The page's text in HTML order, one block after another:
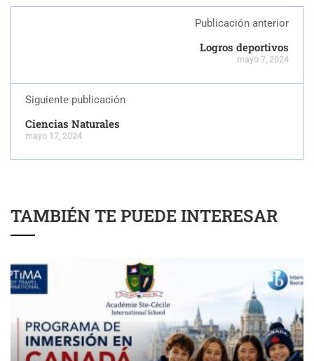
Publicación anterior
Logros deportivos
mayo 7, 2024
Siguiente publicación
Ciencias Naturales
mayo 17, 2024
TAMBIÉN TE PUEDE INTERESAR